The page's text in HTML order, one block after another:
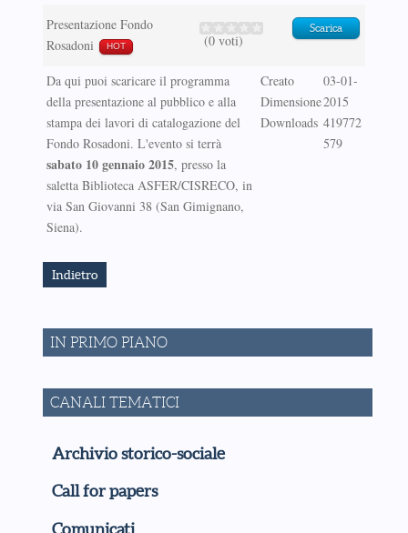
Presentazione Fondo
Rosadoni
HOT (0 voti)
Scarica
Da qui puoi scaricare il programma
della presentazione al pubblico e alla
stampa dei lavori di catalogazione del
Fondo Rosadoni. L'evento si terrà
sabato 10 gennaio 2015, presso la
saletta Biblioteca ASFER/CISRECO, in
via San Giovanni 38 (San Gimignano,
Siena).
Creato
Dimensione
Downloads
03-01-
2015
419772
579
Indietro
IN PRIMO PIANO
CANALI TEMATICI
Archivio storico-sociale
Call for papers
Comunicati